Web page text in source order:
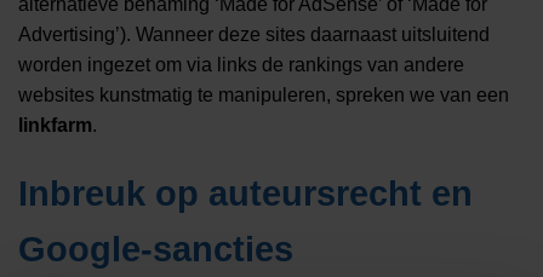
Advertising’). Wanneer deze sites daarnaast uitsluitend
worden ingezet om via links de rankings van andere
websites kunstmatig te manipuleren, spreken we van een
linkfarm.
Inbreuk op auteursrecht en
Google-sancties